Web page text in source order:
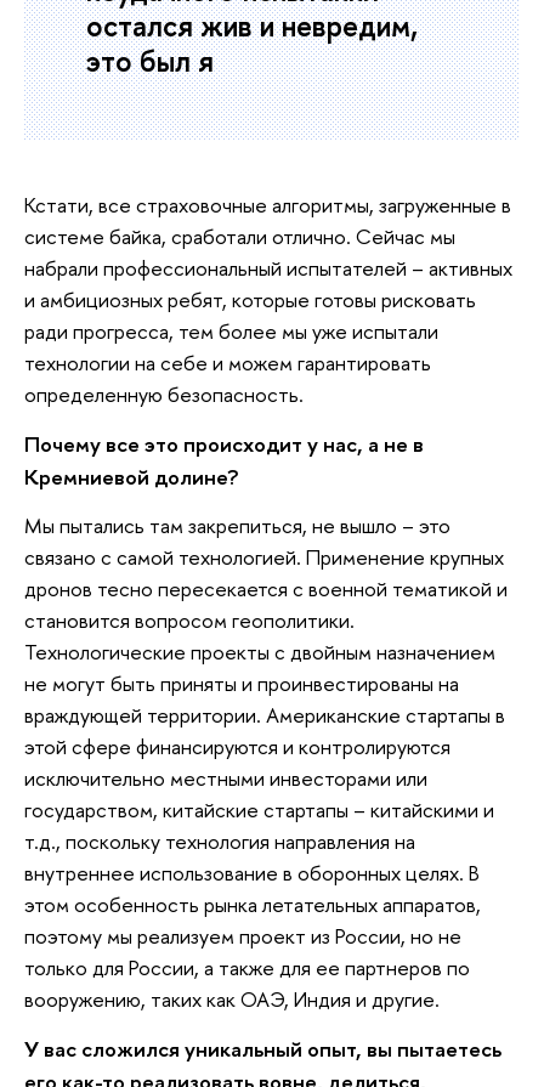
остался жив и невредим,
это был я
Кстати, все страховочные алгоритмы, загруженные в
системе байка, сработали отлично. Сейчас мы
набрали профессиональный испытателей – активных
и амбициозных ребят, которые готовы рисковать
ради прогресса, тем более мы уже испытали
технологии на себе и можем гарантировать
определенную безопасность.
Почему все это происходит у нас, а не в
Кремниевой долине?
Мы пытались там закрепиться, не вышло – это
связано с самой технологией. Применение крупных
дронов тесно пересекается с военной тематикой и
становится вопросом геополитики.
Технологические проекты с двойным назначением
не могут быть приняты и проинвестированы на
враждующей территории. Американские стартапы в
этой сфере финансируются и контролируются
исключительно местными инвесторами или
государством, китайские стартапы – китайскими и
т.д., поскольку технология направления на
внутреннее использование в оборонных целях. В
этом особенность рынка летательных аппаратов,
поэтому мы реализуем проект из России, но не
только для России, а также для ее партнеров по
вооружению, таких как ОАЭ, Индия и другие.
У вас сложился уникальный опыт, вы пытаетесь